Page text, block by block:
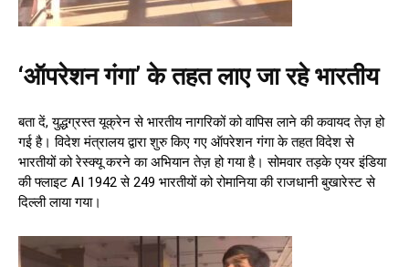
‘ऑपरेशन गंगा’ के तहत लाए जा रहे भारतीय
बता दें, युद्धग्रस्त यूक्रेन से भारतीय नागरिकों को वापिस लाने की कवायद तेज़ हो
गई है। विदेश मंत्रालय द्वारा शुरु किए गए ऑपरेशन गंगा के तहत विदेश से
भारतीयों को रेस्क्यू करने का अभियान तेज़ हो गया है। सोमवार तड़के एयर इंडिया
की फ्लाइट AI 1942 से 249 भारतीयों को रोमानिया की राजधानी बुखारेस्ट से
दिल्ली लाया गया।